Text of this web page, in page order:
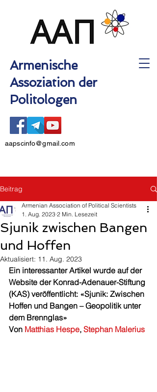
Armenische
Assoziation der
Politologen
aapscinfo@gmail.com
Beitrag
Sjunik zwischen Bangen
und Hoffen
Armenian Association of Political Scientists
1. Aug. 2023 2 Min. Lesezeit
Aktualisiert: 11. Aug. 2023
Ein interessanter Artikel wurde auf der
Website der Konrad-Adenauer-Stiftung
(KAS) veröffentlicht: «Sjunik: Zwischen
Hoffen und Bangen – Geopolitik unter
dem Brennglas»
Von Matthias Hespe, Stephan Malerius